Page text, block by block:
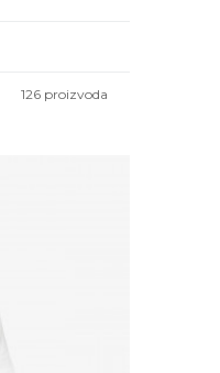
126 proizvoda